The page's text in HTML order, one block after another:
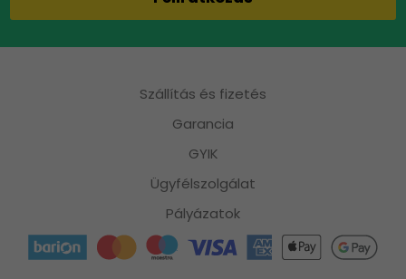
Szállítás és fizetés
Garancia
GYIK
Ügyfélszolgálat
Pályázatok